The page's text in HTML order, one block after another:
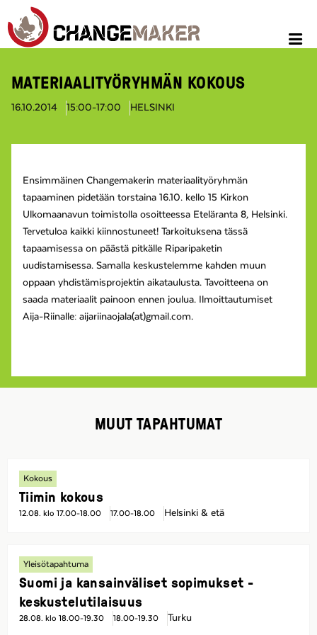
MATERIAALITYÖRYHMÄN KOKOUS
16.10.2014 15:00-17:00 HELSINKI
Ensimmäinen Changemakerin materiaalityöryhmän
tapaaminen pidetään torstaina 16.10. kello 15 Kirkon
Ulkomaanavun toimistolla osoitteessa Eteläranta 8, Helsinki.
Tervetuloa kaikki kiinnostuneet! Tarkoituksena tässä
tapaamisessa on päästä pitkälle Riparipaketin
uudistamisessa. Samalla keskustelemme kahden muun
oppaan yhdistämisprojektin aikataulusta. Tavoitteena on
saada materiaalit painoon ennen joulua. Ilmoittautumiset
Aija-Riinalle: aijariinaojala(at)gmail.com.
MUUT TAPAHTUMAT
Kokous
Tiimin kokous
12.08. klo 17.00-18.00 17.00-18.00 Helsinki & etä
Yleisötapahtuma
Suomi ja kansainväliset sopimukset -
keskustelutilaisuus
28.08. klo 18.00-19.30 18.00-19.30 Turku